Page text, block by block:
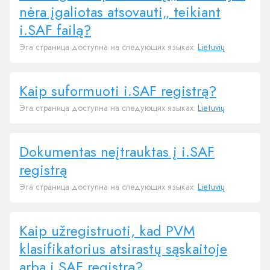
nėra įgaliotas atsovauti„ teikiant
i.SAF failą?
Эта страница доступна на следующих языках: Lietuvių
Kaip suformuoti i.SAF registrą?
Эта страница доступна на следующих языках: Lietuvių
Dokumentas neįtrauktas į i.SAF
registrą
Эта страница доступна на следующих языках: Lietuvių
Kaip užregistruoti, kad PVM
klasifikatorius atsirastų sąskaitoje